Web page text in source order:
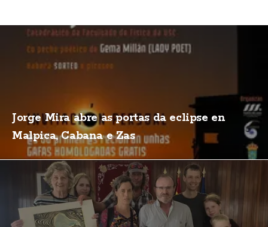
Jorge Mira abre as portas da eclipse en
Malpica, Cabana e Zas